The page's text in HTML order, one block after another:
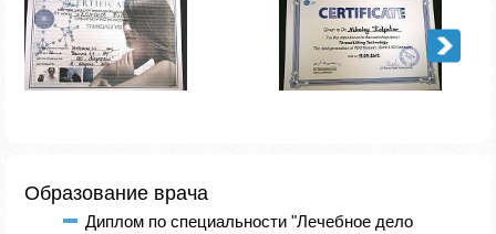
Образование врача
Диплом по специальности "Лечебное дело